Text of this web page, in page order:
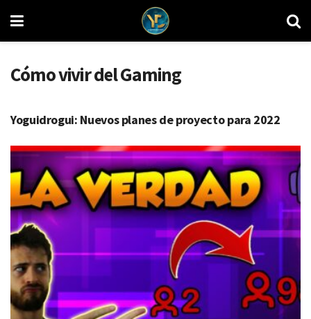
Cómo vivir del Gaming
Yoguidrogui: Nuevos planes de proyecto para 2022